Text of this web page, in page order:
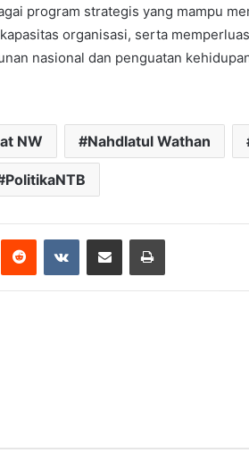
program strategis yang mampu
organisasi, serta memperluas
nasional dan penguatan
NW Nahdlatul Wathan
PolitikaNTB
Reddit VKontakteShare via Email Print